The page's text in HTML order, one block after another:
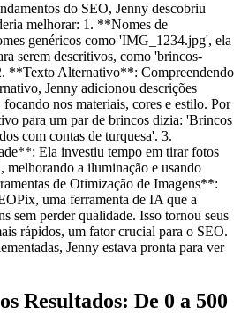
do SEO, Jenny descobriu
melhorar: 1. **Nomes de
genéricos como 'IMG_1234.jpg', ela
serem descritivos, como 'brincos-
**Texto Alternativo**: Compreendendo
Jenny adicionou descrições
focando nos materiais, cores e estilo. Por
para um par de brincos dizia: 'Brincos
com contas de turquesa'. 3.
Ela investiu tempo em tirar fotos
melhorando a iluminação e usando
de Otimização de Imagens**:
uma ferramenta de IA que a
sem perder qualidade. Isso tornou seus
rápidos, um fator crucial para o SEO.
Jenny estava pronta para ver
Resultados: De 0 a 500